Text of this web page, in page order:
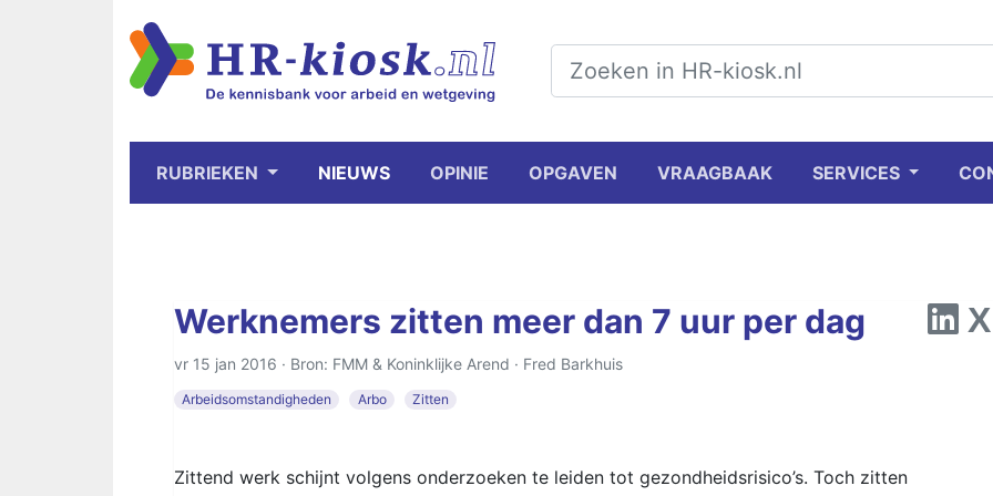
RUBRIEKEN NIEUWS OPINIE OPGAVEN VRAAGBAAK SERVICES
Werknemers zitten meer dan 7 uur per dag
vr 15 jan 2016 · Bron: FMM & Koninklijke Arend · Fred Barkhuis
Arbeidsomstandigheden Arbo Zitten
Zittend werk schijnt volgens onderzoeken te leiden tot gezondheidsrisico’s. Toch zitten